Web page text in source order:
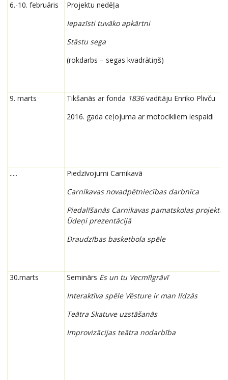
6.-10. februāris
Projektu nedēļa
Iepazīsti tuvāko apkārtni
Stāstu sega
(rokdarbs – segas kvadrātiņš)
9. marts Tikšanās ar fonda 1836vadītāju Enriko Plivču
2016. gada ceļojuma ar motocikliem iespaidi
.....
Piedzīvojumi Carnikavā
Carnikavas novadpētniecības darbnīca
Piedalīšanās Carnikavas pamatskolas projekta
Ūdeņi prezentācijā
Draudzības basketbola spēle
30.marts Seminārs Es un tu Vecmīlgrāvī
Interaktīva spēle Vēsture ir man līdzās
Teātra Skatuve uzstāšanās
Improvizācijas teātra nodarbība